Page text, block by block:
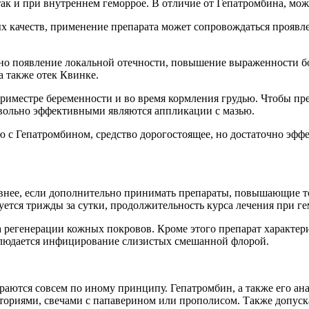
и при внутреннем геморрое. В отличие от Гепатромбина,
применение препарата может сопровождаться
появление локальной отечности, повышение
также отек Квинке.
беременности и во время кормления грудью. Чтобы
эффективными являются аппликации с мазью.
Гепатромбином, средство дорогостоящее, но достаточно
если дополнительно принимать препараты,
трижды за сутки, продолжительность курса лечения при
кожных покровов. Кроме этого препарат
инфицирование слизистых смешанной флорой.
совсем по иному принципу. Гепатромбин, а также его
свечами с папаверином или прополисом. Также